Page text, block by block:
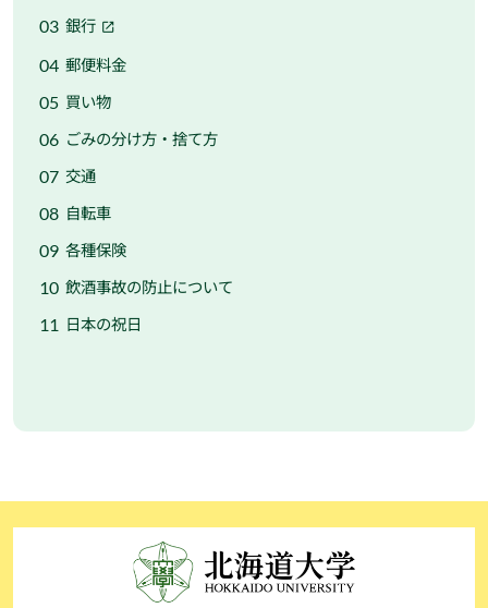
銀行
郵便料金
買い物
ごみの分け方・捨て方
交通
自転車
各種保険
飲酒事故の防止について
日本の祝日